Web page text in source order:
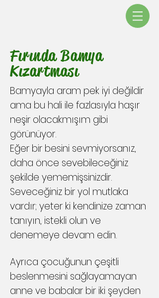
Fırında Bamya
Kızartması
Bamyayla aram pek iyi değildir
ama bu hali ile fazlasıyla haşır
neşir olacakmışım gibi
görünüyor.
Eğer bir besini sevmiyorsanız,
daha önce sevebileceğiniz
şekilde yememişsinizdir.
Seveceğiniz bir yol mutlaka
vardır; yeter ki kendinize zaman
tanıyın, istekli olun ve
denemeye devam edin.
Ayrıca çocuğunun çeşitli
beslenmesini sağlayamayan
anne ve babalar bir iki şeyden